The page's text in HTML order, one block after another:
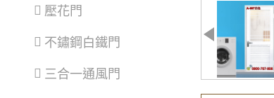
壓花門
不鏽鋼白鐵門
三合一通風門